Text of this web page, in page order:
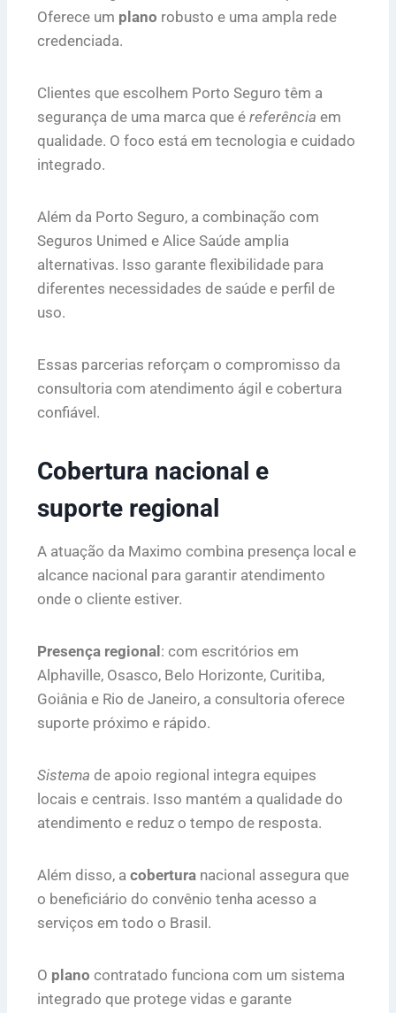
Oferece um plano robusto e uma ampla rede
credenciada.
Clientes que escolhem Porto Seguro têm a
segurança de uma marca que é referência em
qualidade. O foco está em tecnologia e cuidado
integrado.
Além da Porto Seguro, a combinação com
Seguros Unimed e Alice Saúde amplia
alternativas. Isso garante flexibilidade para
diferentes necessidades de saúde e perfil de
uso.
Essas parcerias reforçam o compromisso da
consultoria com atendimento ágil e cobertura
confiável.
Cobertura nacional e
suporte regional
A atuação da Maximo combina presença local e
alcance nacional para garantir atendimento
onde o cliente estiver.
Presença regional : com escritórios em
Alphaville, Osasco, Belo Horizonte, Curitiba,
Goiânia e Rio de Janeiro, a consultoria oferece
suporte próximo e rápido.
Sistema de apoio regional integra equipes
locais e centrais. Isso mantém a qualidade do
atendimento e reduz o tempo de resposta.
Além disso, a cobertura nacional assegura que
o beneficiário do convênio tenha acesso a
serviços em todo o Brasil.
O plano contratado funciona com um sistema
integrado que protege vidas e garante